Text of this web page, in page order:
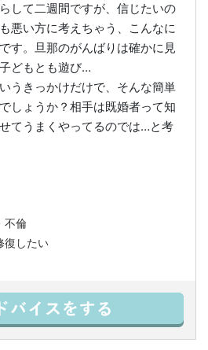
して二週間ですが、信じたいの
悪い方に考えちゃう、こんなに
す。旦那のがんばりは確かに見
どもとも遊び…
うきっかけだけで、そんな簡単
しょうか？相手は既婚者って知
てうまくやってるのでは…と考
不倫
復したい